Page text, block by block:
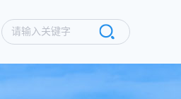
请输入关键字